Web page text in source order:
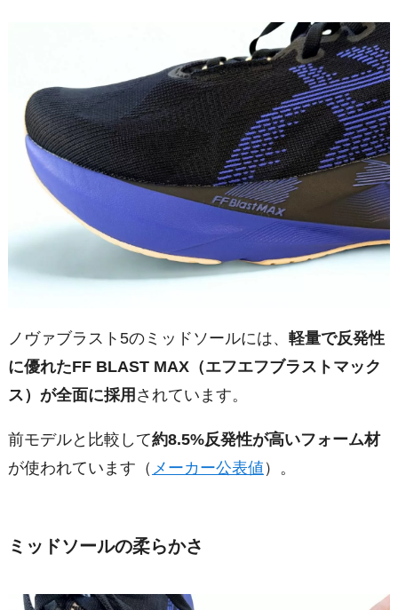
ノヴァブラスト5のミッドソールには、 軽量で反発性
に優れたFF BLAST MAX（エフエフブラストマック
ス）が全面に採用 されています。
前モデルと比較して約8.5%反発性が高いフォーム材
が使われています（ メーカー公表値 ）。
ミッドソールの柔らかさ